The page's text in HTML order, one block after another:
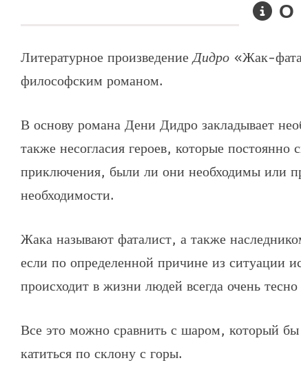
О
Литературное произведениеДидро «Жак-
философским романом.
В основу романа Дени Дидро закладывает
также несогласия героев, которые
приключения, были ли они необходимы или
необходимости.
Жака называют фаталист, а также
если по определенной причине из ситуации
происходит в жизни людей всегда очень
Все это можно сравнить с шаром, который
катиться по склону с горы.